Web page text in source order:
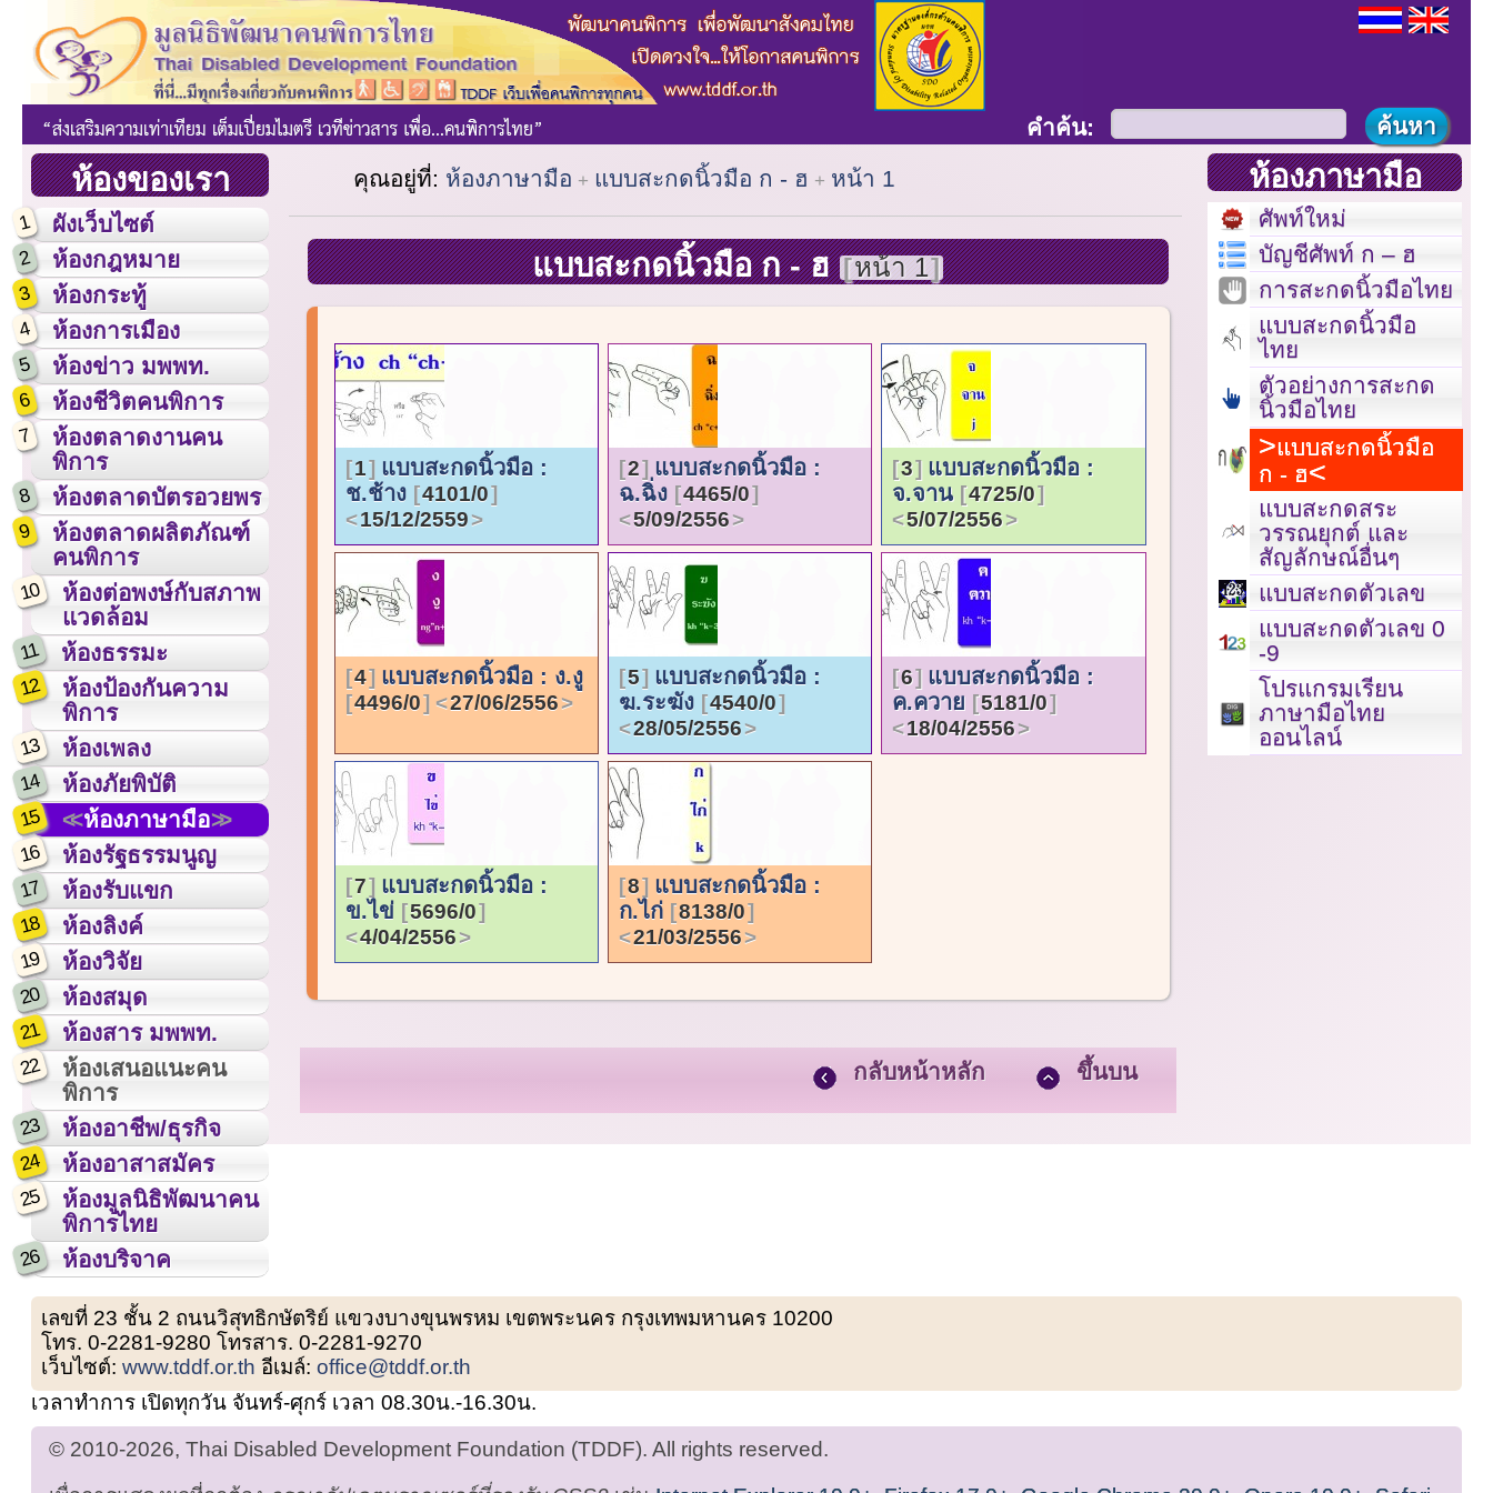
ห้องของเรา
1 ผังเว็บไซต์
2 ห้องกฎหมาย
3 ห้องกระทู้
4 ห้องการเมือง
5 ห้องข่าว มพพท.
6 ห้องชีวิตคนพิการ
7
ห้องตลาดงานคน
พิการ
8 ห้องตลาดบัตรอวยพร
9
ห้องตลาดผลิตภัณฑ์
คนพิการ
10
ห้องต่อพงษ์กับสภาพ
แวดล้อม
11 ห้องธรรมะ
12
ห้องป้องกันความ
พิการ
13 ห้องเพลง
14 ห้องภัยพิบัติ
15 ห้องภาษามือ
16 ห้องรัฐธรรมนูญ
17 ห้องรับแขก
18 ห้องลิงค์
19 ห้องวิจัย
20 ห้องสมุด
21 ห้องสาร มพพท.
22
ห้องเสนอแนะคน
พิการ
23 ห้องอาชีพ/ธุรกิจ
24 ห้องอาสาสมัคร
25
ห้องมูลนิธิพัฒนาคน
พิการไทย
26 ห้องบริจาค
คำค้น:
คุณอยู่ที่: ห้องภาษามือ แบบสะกดนิ้วมือ ก - ฮ หน้า 1
แบบสะกดนิ้วมือ ก - ฮ หน้า 1
1
แบบสะกดนิ้วมือ :
ช.ช้าง
4101/0
15/12/2559
2
แบบสะกดนิ้วมือ :
ฉ.ฉิ่ง
4465/0
5/09/2556
3
แบบสะกดนิ้วมือ :
จ.จาน
4725/0
5/07/2556
4 แบบสะกดนิ้วมือ : ง.งู
4496/0 27/06/2556
5
แบบสะกดนิ้วมือ :
ฆ.ระฆัง
4540/0
28/05/2556
6
แบบสะกดนิ้วมือ :
ค.ควาย
5181/0
18/04/2556
7
แบบสะกดนิ้วมือ :
ข.ไข่
5696/0
4/04/2556
8
แบบสะกดนิ้วมือ :
ก.ไก่
8138/0
21/03/2556
กลับหน้าหลัก ขึ้นบน
ห้องภาษามือ
ศัพท์ใหม่
บัญชีศัพท์ ก – ฮ
การสะกดนิ้วมือไทย
แบบสะกดนิ้วมือ
ไทย
ตัวอย่างการสะกด
นิ้วมือไทย
แบบสะกดนิ้วมือ
ก - ฮ
แบบสะกดสระ
วรรณยุกต์ และ
สัญลักษณ์อื่นๆ
แบบสะกดตัวเลข
แบบสะกดตัวเลข 0
-9
โปรแกรมเรียน
ภาษามือไทย
ออนไลน์
เลขที่ 23 ชั้น 2 ถนนวิสุทธิกษัตริย์ แขวงบางขุนพรหม เขตพระนคร กรุงเทพมหานคร 10200
โทร. 0-2281-9280 โทรสาร. 0-2281-9270
เว็บไซต์:www.tddf.or.th อีเมล์:office@tddf.or.th
เวลาทำการ เปิดทุกวัน จันทร์-ศุกร์ เวลา 08.30น.-16.30น.
© 2010-2026, Thai Disabled Development Foundation (TDDF). All rights reserved.